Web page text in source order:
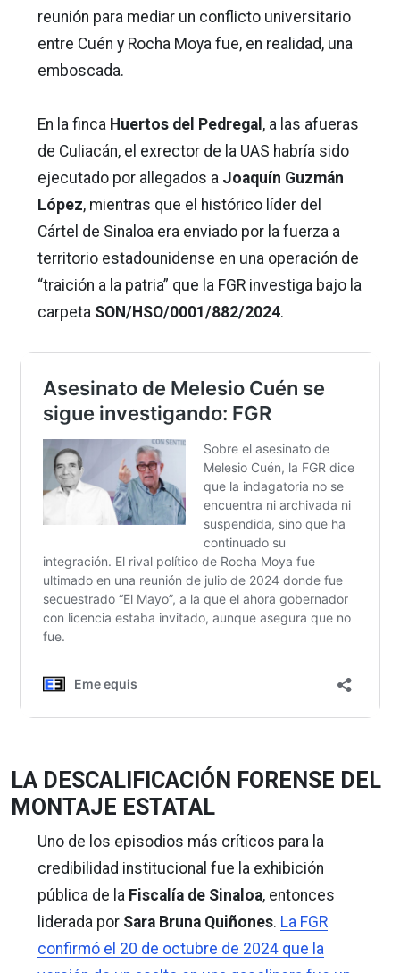
reunión para mediar un conflicto universitario
entre Cuén y Rocha Moya fue, en realidad, una
emboscada.
En la finca Huertos del Pedregal , a las afueras
de Culiacán, el exrector de la UAS habría sido
ejecutado por allegados a Joaquín Guzmán
López, mientras que el histórico líder del
Cártel de Sinaloa era enviado por la fuerza a
territorio estadounidense en una operación de
“traición a la patria” que la FGR investiga bajo la
carpeta SON/HSO/0001/882/2024.
LA DESCALIFICACIÓN FORENSE DEL
MONTAJE ESTATAL
Uno de los episodios más críticos para la
credibilidad institucional fue la exhibición
pública de la Fiscalía de Sinaloa, entonces
liderada por Sara Bruna Quiñones. La FGR
confirmó el 20 de octubre de 2024 que la